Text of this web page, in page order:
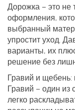
Дорожка – это не
оформления,
выбранный
упростит уход.
варианты, их
решение без
Гравий и щебень:
Гравий – один из
легко